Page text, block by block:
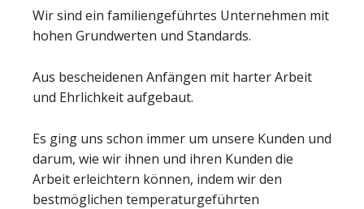
Wir sind ein familiengeführtes Unternehmen mit
hohen Grundwerten und Standards.
Aus bescheidenen Anfängen mit harter Arbeit
und Ehrlichkeit aufgebaut.
Es ging uns schon immer um unsere Kunden und
darum, wie wir ihnen und ihren Kunden die
Arbeit erleichtern können, indem wir den
bestmöglichen temperaturgeführten